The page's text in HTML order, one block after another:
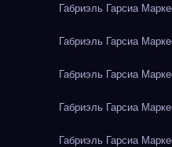
Габриэль Гарсиа
Габриэль Гарсиа
Габриэль Гарсиа
Габриэль Гарсиа
Габриэль Гарсиа